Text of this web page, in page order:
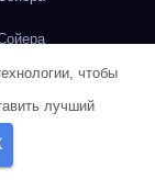
чтобы
лучший